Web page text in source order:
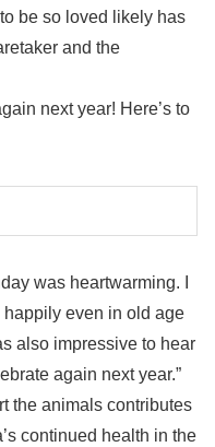
be so loved likely has
and the
next year! Here’s to
was heartwarming. I
even in old age
also impressive to hear
again next year.”
the animals contributes
continued health in the